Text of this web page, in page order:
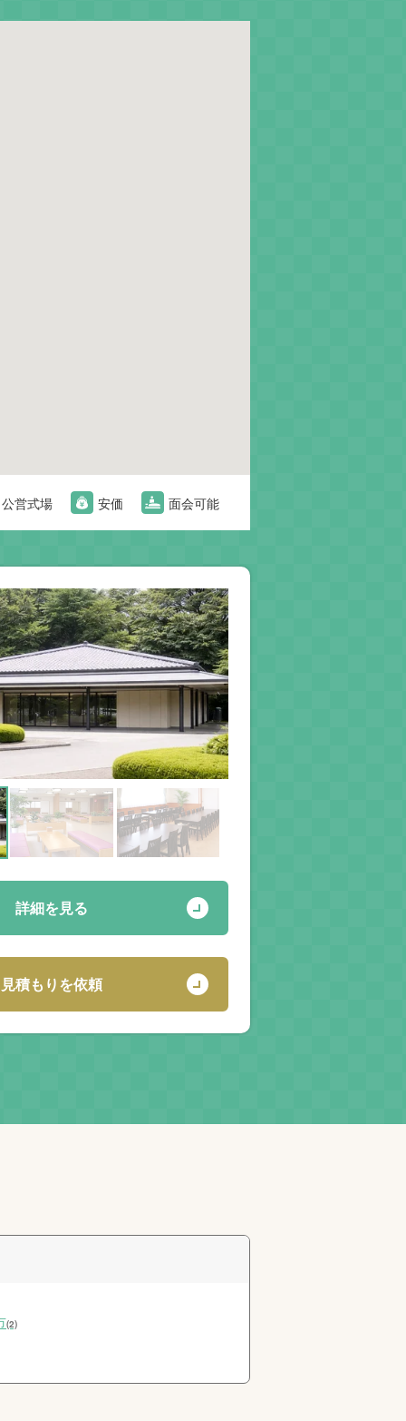
公営式場 安価 面会可能
詳細を見る
見積もりを依頼
(2)